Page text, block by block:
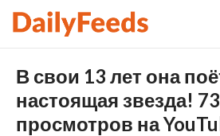
В свои 13 лет она
настоящая звезда!
просмотров на